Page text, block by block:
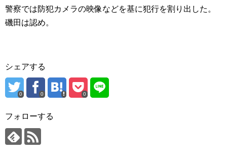
警察では防犯カメラの映像などを基に犯行を割り出した。
磯田は認め。
シェアする
0 0 0
フォローする